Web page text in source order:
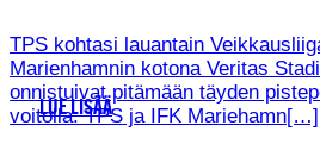
TPS kohtasi lauantain
Marienhamnin kotona Veritas
onnistuivat pitämään täyden
voitolla. TPS ja IFK Mariehamn[…]
LUE LISÄÄ